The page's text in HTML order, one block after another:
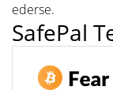
ederse.
SafePal